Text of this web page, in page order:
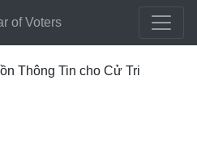
of Voters
Thông Tin cho Cử Tri